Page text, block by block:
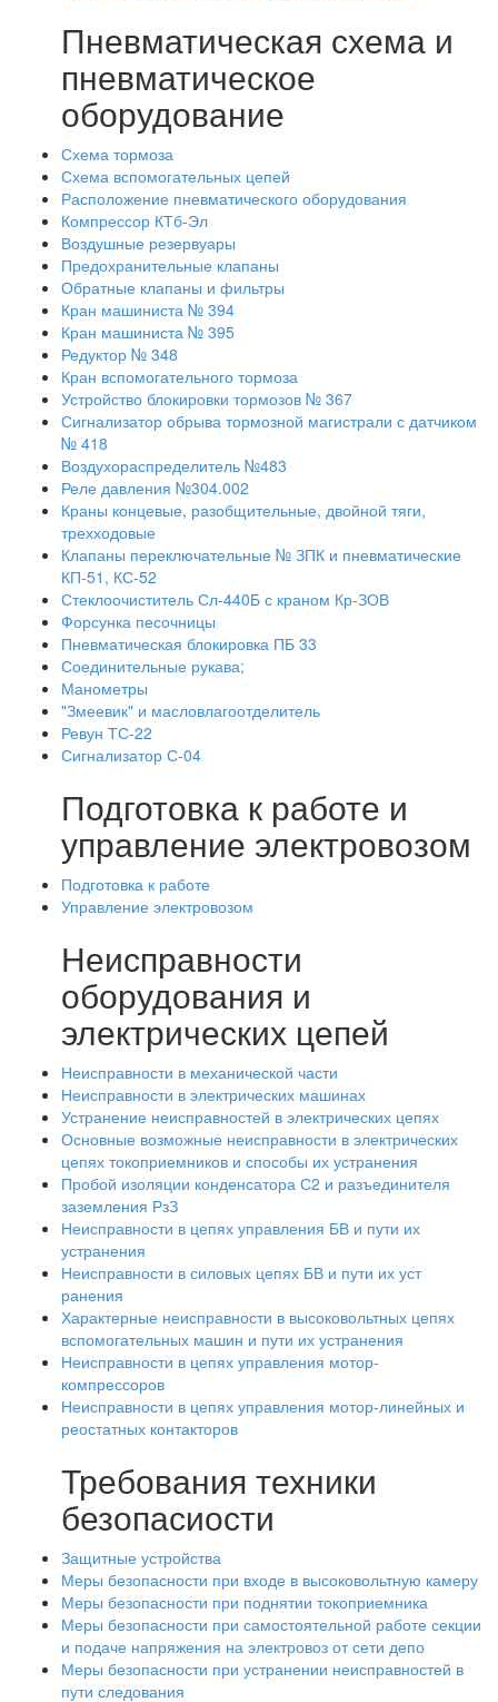
Пневматическая схема и
пневматическое
оборудование
Схема тормоза
Схема вспомогательных цепей
Расположение пневматического оборудования
Компрессор КТб-Эл
Воздушные резервуары
Предохранительные клапаны
Обратные клапаны и фильтры
Кран машиниста № 394
Кран машиниста № 395
Редуктор № 348
Кран вспомогательного тормоза
Устройство блокировки тормозов № 367
Сигнализатор обрыва тормозной магистрали с датчиком
№ 418
Воздухораспределитель №483
Реле давления №304.002
Краны концевые, разобщительные, двойной тяги,
трехходовые
Клапаны переключательные № ЗПК и пневматические
КП-51, КС-52
Стеклоочиститель Сл-440Б с краном Кр-ЗОВ
Форсунка песочницы
Пневматическая блокировка ПБ 33
Соединительные рукава;
Манометры
"Змеевик" и масловлагоотделитель
Ревун ТС-22
Сигнализатор С-04
Подготовка к работе и
управление электровозом
Подготовка к работе
Управление электровозом
Неисправности
оборудования и
электрических цепей
Неисправности в механической части
Неисправности в электрических машинах
Устранение неисправностей в электрических цепях
Основные возможные неисправности в электрических
цепях токоприемников и способы их устранения
Пробой изоляции конденсатора С2 и разъединителя
заземления РзЗ
Неисправности в цепях управления БВ и пути их
устранения
Неисправности в силовых цепях БВ и пути их уст
ранения
Характерные неисправности в высоковольтных цепях
вспомогательных машин и пути их устранения
Неисправности в цепях управления мотор-
компрессоров
Неисправности в цепях управления мотор-линейных и
реостатных контакторов
Требования техники
безопасиости
Защитные устройства
Меры безопасности при входе в высоковольтную камеру
Меры безопасности при поднятии токоприемника
Меры безопасности при самостоятельной работе секции
и подаче напряжения на электровоз от сети депо
Меры безопасности при устранении неисправностей в
пути следования